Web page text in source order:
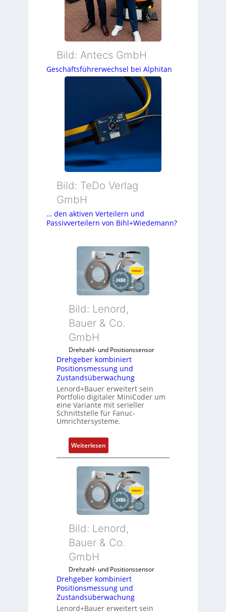
Bild: Antecs GmbH
Geschäftsführerwechsel bei Alphitan
Bild: TeDo Verlag
GmbH
… den aktiven Verteilern und
Passivverteilern von Bihl+Wiedemann?
Bild: Lenord,
Bauer & Co.
GmbH
Drehzahl- und Positionssensor
Drehgeber kombiniert
Positionsmessung und
Zustandsüberwachung
Lenord+Bauer erweitert sein
Portfolio digitaler MiniCoder um
eine Variante mit serieller
Schnittstelle für Fanuc-
Umrichtersysteme.
Weiterlesen:
D
r
e
h
g
e
e
m
b
i
Bild: Lenord,
Bauer & Co.
GmbH
Drehzahl- und Positionssensor
Drehgeber kombiniert
Positionsmessung und
Zustandsüberwachung
Lenord+Bauer erweitert sein